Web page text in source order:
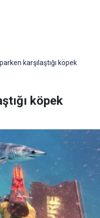
karşılaştığı köpek
köpek